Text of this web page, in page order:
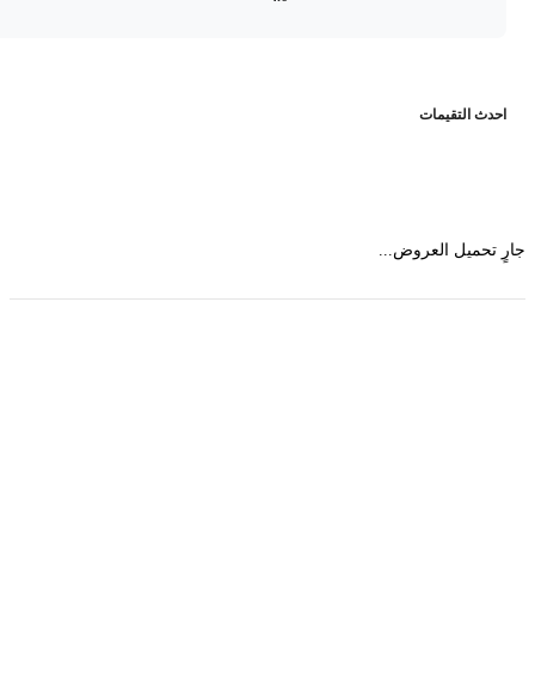
التقيمات
تحميل العروض...